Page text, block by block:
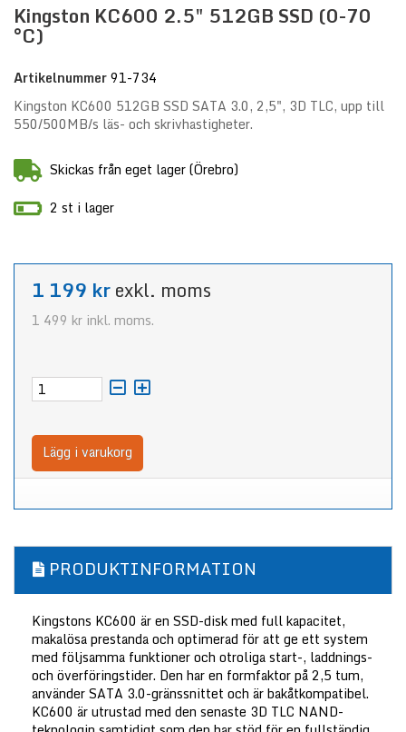
Kingston KC600 2.5" 512GB SSD (0-70
°C)
Artikelnummer91-734
Kingston KC600 512GB SSD SATA 3.0, 2,5", 3D TLC, upp till
550/500MB/s läs- och skrivhastigheter.
Skickas från eget lager (Örebro)
2 st i lager
1 199 krexkl. moms
1 499 kr inkl. moms.
Lägg i varukorg
PRODUKTINFORMATION
Kingstons KC600 är en SSD-disk med full kapacitet,
makalösa prestanda och optimerad för att ge ett system
med följsamma funktioner och otroliga start-, laddnings-
och överföringstider. Den har en formfaktor på 2,5 tum,
använder SATA 3.0-gränssnittet och är bakåtkompatibel.
KC600 är utrustad med den senaste 3D TLC NAND-